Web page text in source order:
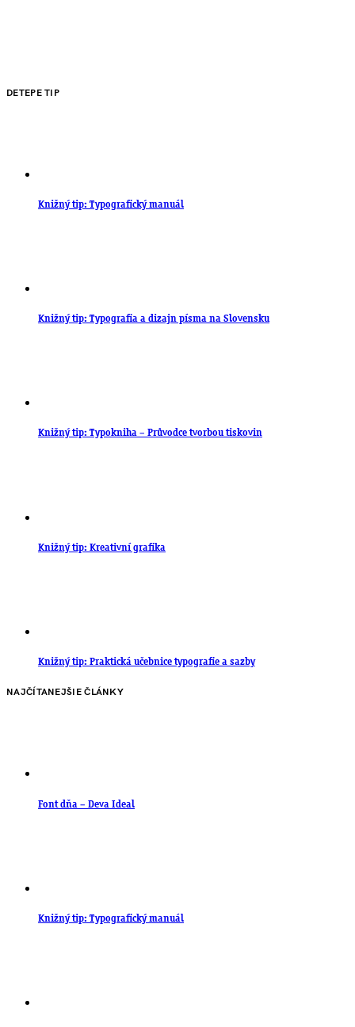
DETEPE TIP
Knižný tip: Typografický manuál
Knižný tip: Typografia a dizajn písma na Slovensku
Knižný tip: Typokniha – Průvodce tvorbou tiskovin
Knižný tip: Kreativní grafika
Knižný tip: Praktická učebnice typografie a sazby
NAJČÍTANEJŠIE ČLÁNKY
Font dňa – Deva Ideal
Knižný tip: Typografický manuál